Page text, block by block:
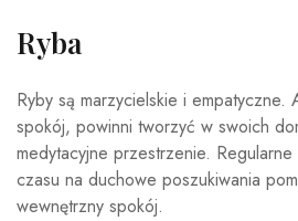
Ryba
Ryby są marzycielskie i empatyczne.
spokój, powinni tworzyć w swoich
medytacyjne przestrzenie. Regularne
czasu na duchowe poszukiwania
wewnętrzny spokój.